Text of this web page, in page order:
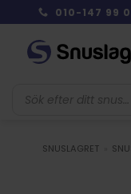
to
content
010-147 99
SNUSLAGRET